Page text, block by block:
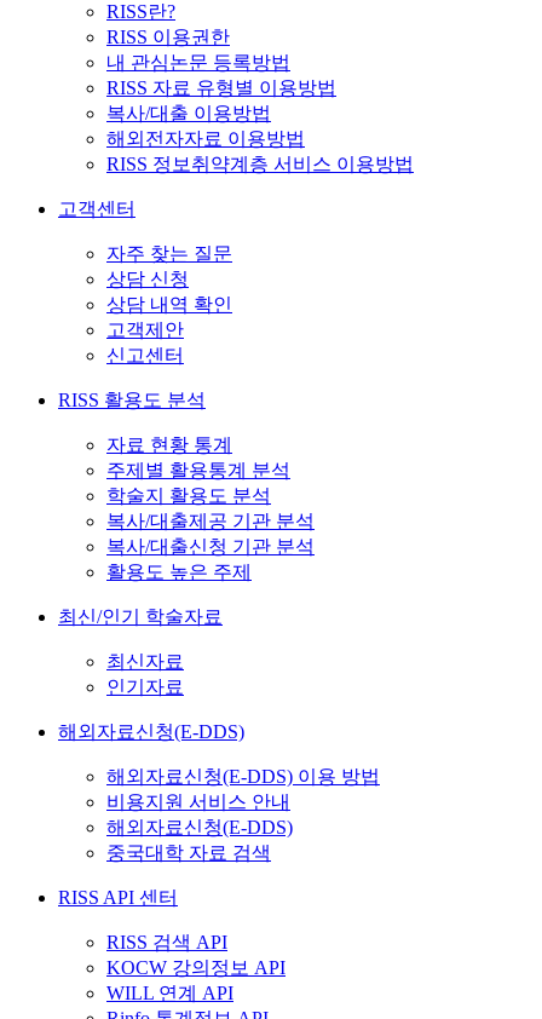
RISS란?
RISS 이용권한
내 관심논문 등록방법
RISS 자료 유형별 이용방법
복사/대출 이용방법
해외전자자료 이용방법
RISS 정보취약계층 서비스 이용방법
고객센터
자주 찾는 질문
상담 신청
상담 내역 확인
고객제안
신고센터
RISS 활용도 분석
자료 현황 통계
주제별 활용통계 분석
학술지 활용도 분석
복사/대출제공 기관 분석
복사/대출신청 기관 분석
활용도 높은 주제
최신/인기 학술자료
최신자료
인기자료
해외자료신청(E-DDS)
해외자료신청(E-DDS) 이용 방법
비용지원 서비스 안내
해외자료신청(E-DDS)
중국대학 자료 검색
RISS API 센터
RISS 검색 API
KOCW 강의정보 API
WILL 연계 API